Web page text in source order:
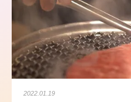
2022.01.19